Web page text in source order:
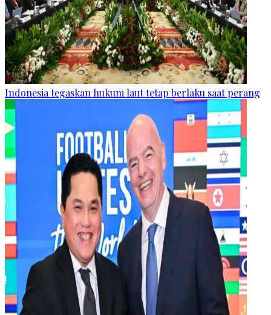
Indonesia tegaskan hukum laut tetap berlaku saat perang